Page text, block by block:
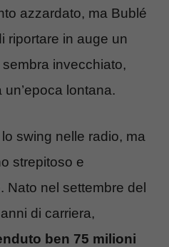
azzardato, ma Bublé
riportare in auge un
invecchiato,
lontana.
swing nelle radio, ma
strepitoso e
Nato nel settembre del
di carriera,
ben 75 milioni